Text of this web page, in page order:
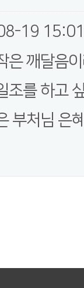
19 15:01
은 깨달음
조를 하고
부처님 은